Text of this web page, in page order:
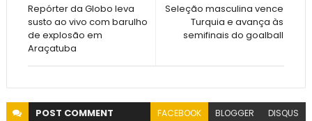
Seleção masculina vence
Turquia e avança às
semifinais do goalball
Repórter da Globo leva
susto ao vivo com barulho
de explosão em
Araçatuba
POST COMMENT FACEBOOK BLOGGER DISQUS